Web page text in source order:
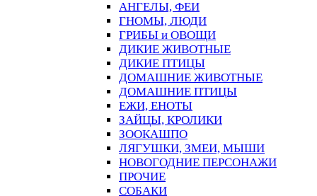
АНГЕЛЫ, ФЕИ
ГНОМЫ, ЛЮДИ
ГРИБЫ и ОВОЩИ
ДИКИЕ ЖИВОТНЫЕ
ДИКИЕ ПТИЦЫ
ДОМАШНИЕ ЖИВОТНЫЕ
ДОМАШНИЕ ПТИЦЫ
ЕЖИ, ЕНОТЫ
ЗАЙЦЫ, КРОЛИКИ
ЗООКАШПО
ЛЯГУШКИ, ЗМЕИ, МЫШИ
НОВОГОДНИЕ ПЕРСОНАЖИ
ПРОЧИЕ
СОБАКИ